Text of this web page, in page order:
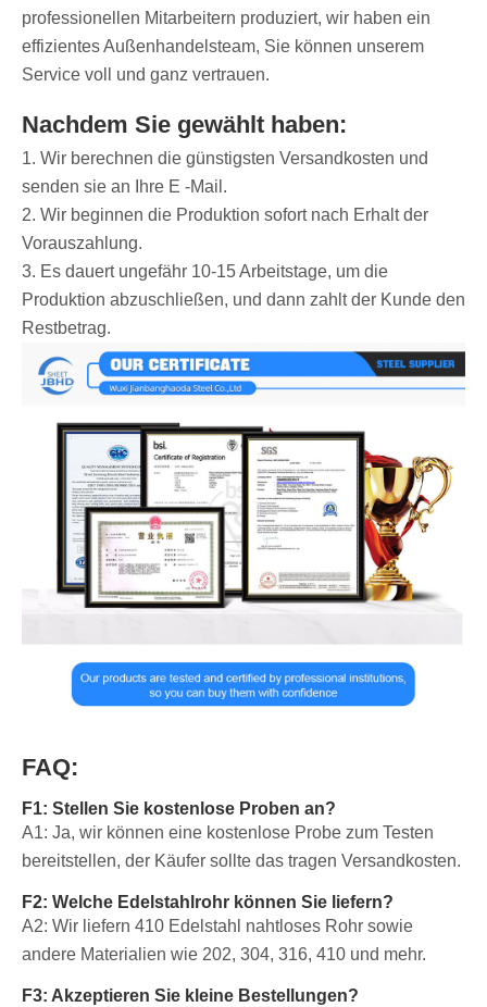
professionellen Mitarbeitern produziert, wir haben ein
effizientes Außenhandelsteam, Sie können unserem
Service voll und ganz vertrauen.
Nachdem Sie gewählt haben:
1. Wir berechnen die günstigsten Versandkosten und
senden sie an Ihre E -Mail.
2. Wir beginnen die Produktion sofort nach Erhalt der
Vorauszahlung.
3. Es dauert ungefähr 10-15 Arbeitstage, um die
Produktion abzuschließen, und dann zahlt der Kunde den
Restbetrag.
FAQ:
F1: Stellen Sie kostenlose Proben an?
A1: Ja, wir können eine kostenlose Probe zum Testen
bereitstellen, der Käufer sollte das tragen Versandkosten.
F2: Welche Edelstahlrohr können Sie liefern?
A2: Wir liefern 410 Edelstahl nahtloses Rohr sowie
andere Materialien wie 202, 304, 316, 410 und mehr.
F3: Akzeptieren Sie kleine Bestellungen?